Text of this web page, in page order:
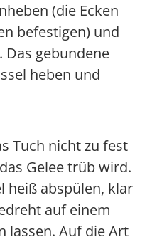
(die Ecken
befestigen) und
Das gebundene
heben und
Tuch nicht zu fest
Gelee trüb wird.
heiß abspülen, klar
auf einem
lassen. Auf die Art